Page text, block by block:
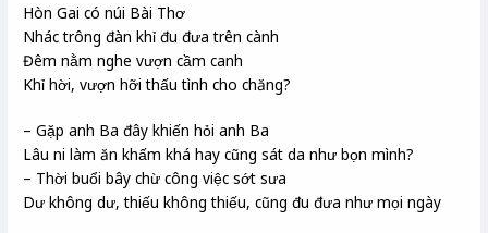
Hòn Gai có núi Bài Thơ
Nhác trông đàn khỉ đu đưa trên cành
Đêm nằm nghe vượn cầm canh
Khỉ hời, vượn hỡi thấu tình cho chăng?
– Gặp anh Ba đây khiến hỏi anh Ba
Lâu ni làm ăn khấm khá hay cũng sát da như bọn mình?
– Thời buổi bây chừ công việc sớt sưa
Dư không dư, thiếu không thiếu, cũng đu đưa như mọi ngày